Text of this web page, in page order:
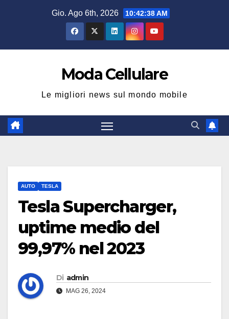
Gio. Ago 6th, 2026 10:42:39 AM
Moda Cellulare
Le migliori news sul mondo mobile
AUTO TESLA
Tesla Supercharger,
uptime medio del
99,97% nel 2023
Di admin
MAG 26, 2024